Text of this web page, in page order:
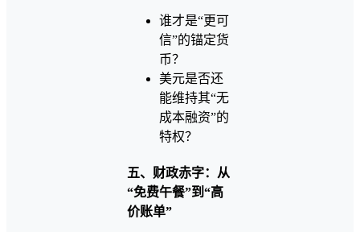
谁才是“更可
信”的锚定货
币？
美元是否还
能维持其“无
成本融资”的
特权？
五、财政赤字：从
“免费午餐”到“高
价账单”